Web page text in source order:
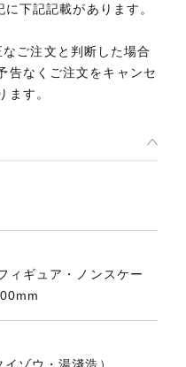
下記記載があります。
ご注文と判断した場合
告なくご注文をキャンセ
ます。
ィギュア・ノンスケー